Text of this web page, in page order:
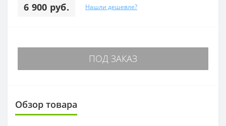
6 900 руб. Нашли дешевле?
ПОД ЗАКАЗ
Обзор товара